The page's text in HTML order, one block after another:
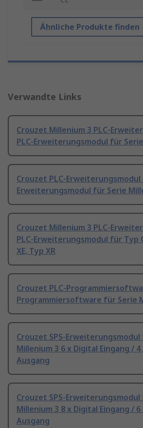
Ähnliche Produkte finden
Verwandte Links
Crouzet Millenium 3 PLC-
PLC-Erweiterungsmodul für
Crouzet PLC-Erweiterungsmodul
Erweiterungsmodul für Serie
Crouzet Millenium 3 PLC-
PLC-Erweiterungsmodul für Typ
XE, Typ XR
Crouzet PLC-
Programmiersoftware für Serie
Crouzet SPS-
Millenium 3 6 x Digital Eingang / 4
Ausgang
Crouzet SPS-
Millenium 3 8 x Digital Eingang / 6
Ausgang